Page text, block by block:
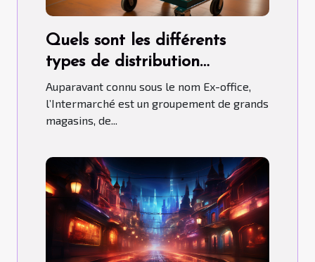
Quels sont les différents
types de distribution
qu’adopte l’Intermarché ?
Auparavant connu sous le nom Ex-office,
l’Intermarché est un groupement de grands
magasins, de...